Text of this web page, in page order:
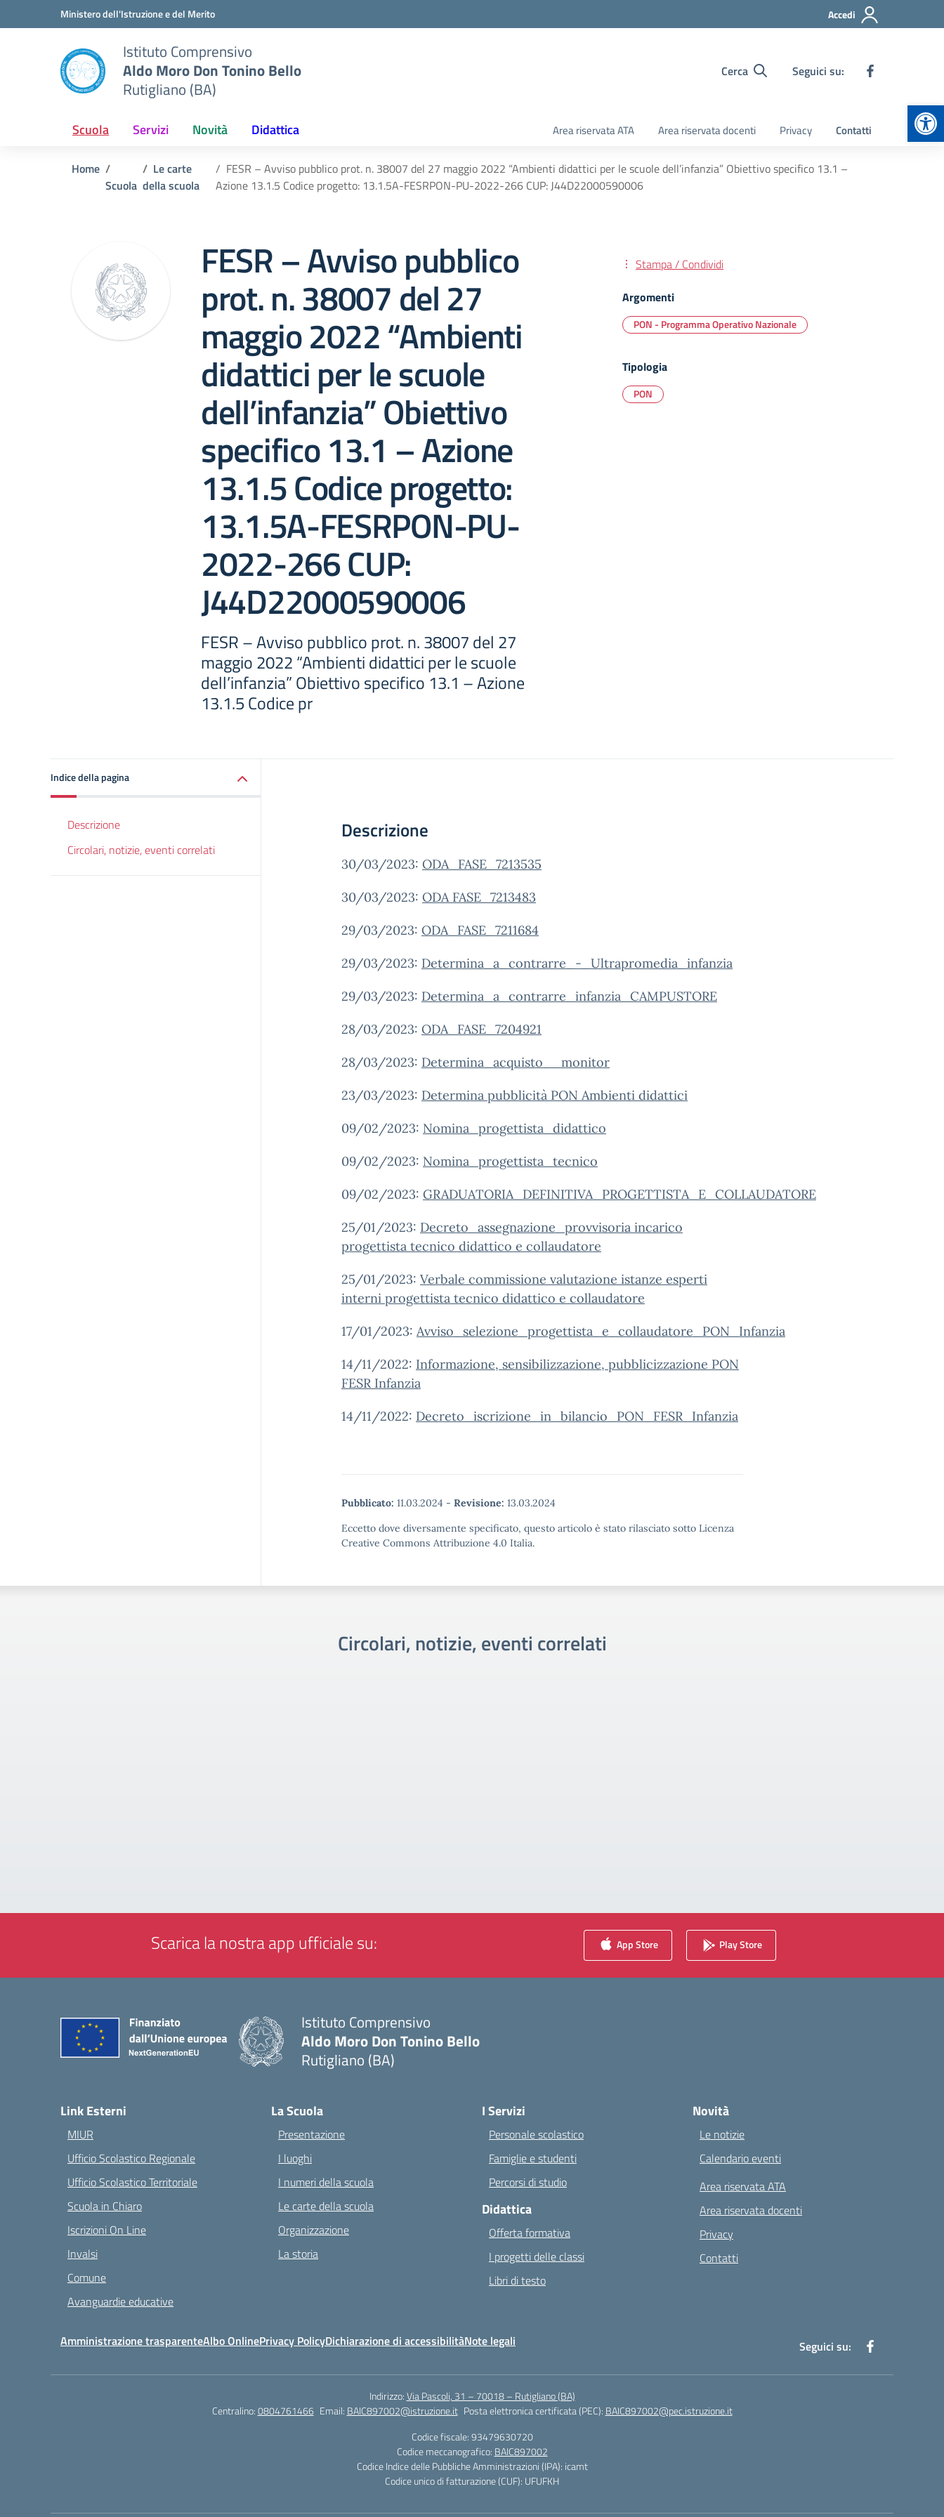
Vai ai contenuti
Vai al menu di navigazioneMinistero dell'Istruzione e del Merito Accedi
Istituto Comprensivo
Aldo Moro Don Tonino Bello
Rutigliano (BA)
Cerca Seguici su:
Scuola Servizi Novità Didattica Area riservata ATA Area riservata docenti Privacy Contatti
Home
Scuola
Le carte
della scuola
FESR – Avviso pubblico prot. n. 38007 del 27 maggio 2022 “Ambienti didattici per le scuole dell’infanzia” Obiettivo specifico 13.1 –
Azione 13.1.5 Codice progetto: 13.1.5A-FESRPON-PU-2022-266 CUP: J44D22000590006
FESR – Avviso pubblico
prot. n. 38007 del 27
maggio 2022 “Ambienti
didattici per le scuole
dell’infanzia” Obiettivo
specifico 13.1 – Azione
13.1.5 Codice progetto:
13.1.5A-FESRPON-PU-
2022-266 CUP:
J44D22000590006
FESR – Avviso pubblico prot. n. 38007 del 27
maggio 2022 “Ambienti didattici per le scuole
dell’infanzia” Obiettivo specifico 13.1 – Azione
13.1.5 Codice pr
Stampa / Condividi
Argomenti
PON - Programma Operativo Nazionale
Tipologia
PON
Indice della pagina
Descrizione
Circolari, notizie, eventi correlati
Descrizione
30/03/2023: ODA_FASE_7213535
30/03/2023: ODA FASE_7213483
29/03/2023: ODA_FASE_7211684
29/03/2023: Determina_a_contrarre_-_Ultrapromedia_infanzia
29/03/2023: Determina_a_contrarre_infanzia_CAMPUSTORE
28/03/2023: ODA_FASE_7204921
28/03/2023: Determina_acquisto__monitor
23/03/2023: Determina pubblicità PON Ambienti didattici
09/02/2023: Nomina_progettista_didattico
09/02/2023: Nomina_progettista_tecnico
09/02/2023: GRADUATORIA_DEFINITIVA_PROGETTISTA_E_COLLAUDATORE
25/01/2023: Decreto_assegnazione_provvisoria incarico
progettista tecnico didattico e collaudatore
25/01/2023: Verbale commissione valutazione istanze esperti
interni progettista tecnico didattico e collaudatore
17/01/2023: Avviso_selezione_progettista_e_collaudatore_PON_Infanzia
14/11/2022: Informazione, sensibilizzazione, pubblicizzazione PON
FESR Infanzia
14/11/2022: Decreto_iscrizione_in_bilancio_PON_FESR_Infanzia
Pubblicato: 11.03.2024 - Revisione: 13.03.2024
Eccetto dove diversamente specificato, questo articolo è stato rilasciato sotto Licenza
Creative Commons Attribuzione 4.0 Italia.
Circolari, notizie, eventi correlati
Scarica la nostra app ufficiale su: App Store Play Store
Istituto Comprensivo
Aldo Moro Don Tonino Bello
Rutigliano (BA)
Link Esterni
MIUR
Ufficio Scolastico Regionale
Ufficio Scolastico Territoriale
Scuola in Chiaro
Iscrizioni On Line
Invalsi
Comune
Avanguardie educative
La Scuola
Presentazione
I luoghi
I numeri della scuola
Le carte della scuola
Organizzazione
La storia
I Servizi
Personale scolastico
Famiglie e studenti
Percorsi di studio
Didattica
Offerta formativa
I progetti delle classi
Libri di testo
Novità
Le notizie
Calendario eventi
Area riservata ATA
Area riservata docenti
Privacy
Contatti
Amministrazione trasparenteAlbo OnlinePrivacy PolicyDichiarazione di accessibilitàNote legali Seguici su:
Indirizzo:Via Pascoli, 31 – 70018 – Rutigliano (BA)
Centralino:0804761466 Email: BAIC897002@istruzione.it Posta elettronica certificata (PEC): BAIC897002@pec.istruzione.it
Codice fiscale: 93479630720
Codice meccanografico: BAIC897002
Codice Indice delle Pubbliche Amministrazioni (IPA): icamt
Codice unico di fatturazione (CUF): UFUFKH